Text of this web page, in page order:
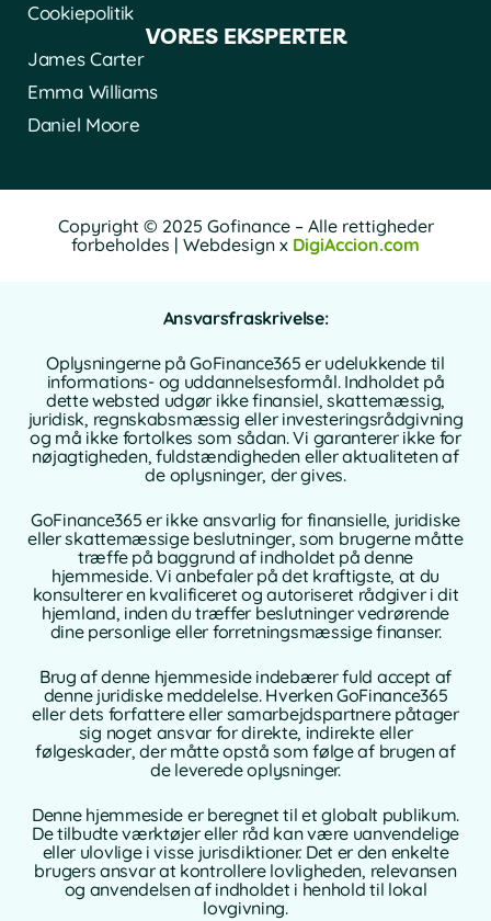
Cookiepolitik
VORES EKSPERTER
James Carter
Emma Williams
Daniel Moore
Copyright © 2025 Gofinance – Alle rettigheder
forbeholdes | Webdesign x DigiAccion.com
Ansvarsfraskrivelse:
Oplysningerne på GoFinance365 er udelukkende til
informations- og uddannelsesformål. Indholdet på
dette websted udgør ikke finansiel, skattemæssig,
juridisk, regnskabsmæssig eller investeringsrådgivning
og må ikke fortolkes som sådan. Vi garanterer ikke for
nøjagtigheden, fuldstændigheden eller aktualiteten af
de oplysninger, der gives.
GoFinance365 er ikke ansvarlig for finansielle, juridiske
eller skattemæssige beslutninger, som brugerne måtte
træffe på baggrund af indholdet på denne
hjemmeside. Vi anbefaler på det kraftigste, at du
konsulterer en kvalificeret og autoriseret rådgiver i dit
hjemland, inden du træffer beslutninger vedrørende
dine personlige eller forretningsmæssige finanser.
Brug af denne hjemmeside indebærer fuld accept af
denne juridiske meddelelse. Hverken GoFinance365
eller dets forfattere eller samarbejdspartnere påtager
sig noget ansvar for direkte, indirekte eller
følgeskader, der måtte opstå som følge af brugen af
de leverede oplysninger.
Denne hjemmeside er beregnet til et globalt publikum.
De tilbudte værktøjer eller råd kan være uanvendelige
eller ulovlige i visse jurisdiktioner. Det er den enkelte
brugers ansvar at kontrollere lovligheden, relevansen
og anvendelsen af indholdet i henhold til lokal
lovgivning.